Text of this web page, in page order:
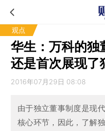
观点
华生：万科的独
还是首次展现了
2016年07月29日 08:08
由于独立董事制度是现
核心环节，因此，了解